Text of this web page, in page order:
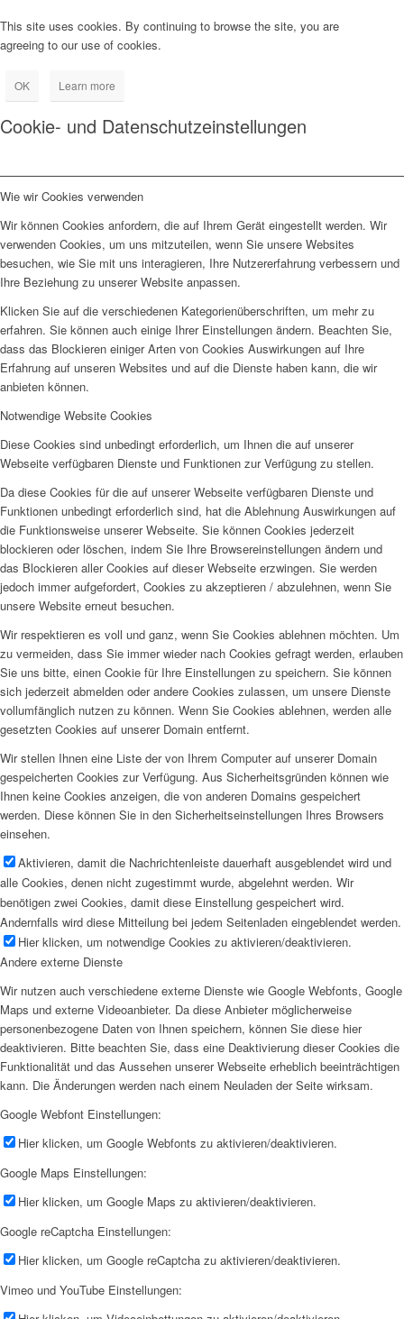
This site uses cookies. By continuing to browse the site, you are
agreeing to our use of cookies.
OK Learn more
Cookie- und Datenschutzeinstellungen
Wie wir Cookies verwenden
Wir können Cookies anfordern, die auf Ihrem Gerät eingestellt werden. Wir
verwenden Cookies, um uns mitzuteilen, wenn Sie unsere Websites
besuchen, wie Sie mit uns interagieren, Ihre Nutzererfahrung verbessern und
Ihre Beziehung zu unserer Website anpassen.
Klicken Sie auf die verschiedenen Kategorienüberschriften, um mehr zu
erfahren. Sie können auch einige Ihrer Einstellungen ändern. Beachten Sie,
dass das Blockieren einiger Arten von Cookies Auswirkungen auf Ihre
Erfahrung auf unseren Websites und auf die Dienste haben kann, die wir
anbieten können.
Notwendige Website Cookies
Diese Cookies sind unbedingt erforderlich, um Ihnen die auf unserer
Webseite verfügbaren Dienste und Funktionen zur Verfügung zu stellen.
Da diese Cookies für die auf unserer Webseite verfügbaren Dienste und
Funktionen unbedingt erforderlich sind, hat die Ablehnung Auswirkungen auf
die Funktionsweise unserer Webseite. Sie können Cookies jederzeit
blockieren oder löschen, indem Sie Ihre Browsereinstellungen ändern und
das Blockieren aller Cookies auf dieser Webseite erzwingen. Sie werden
jedoch immer aufgefordert, Cookies zu akzeptieren / abzulehnen, wenn Sie
unsere Website erneut besuchen.
Wir respektieren es voll und ganz, wenn Sie Cookies ablehnen möchten. Um
zu vermeiden, dass Sie immer wieder nach Cookies gefragt werden, erlauben
Sie uns bitte, einen Cookie für Ihre Einstellungen zu speichern. Sie können
sich jederzeit abmelden oder andere Cookies zulassen, um unsere Dienste
vollumfänglich nutzen zu können. Wenn Sie Cookies ablehnen, werden alle
gesetzten Cookies auf unserer Domain entfernt.
Wir stellen Ihnen eine Liste der von Ihrem Computer auf unserer Domain
gespeicherten Cookies zur Verfügung. Aus Sicherheitsgründen können wie
Ihnen keine Cookies anzeigen, die von anderen Domains gespeichert
werden. Diese können Sie in den Sicherheitseinstellungen Ihres Browsers
einsehen.
Aktivieren, damit die Nachrichtenleiste dauerhaft ausgeblendet wird und
alle Cookies, denen nicht zugestimmt wurde, abgelehnt werden. Wir
benötigen zwei Cookies, damit diese Einstellung gespeichert wird.
Andernfalls wird diese Mitteilung bei jedem Seitenladen eingeblendet werden.
Hier klicken, um notwendige Cookies zu aktivieren/deaktivieren.
Andere externe Dienste
Wir nutzen auch verschiedene externe Dienste wie Google Webfonts, Google
Maps und externe Videoanbieter. Da diese Anbieter möglicherweise
personenbezogene Daten von Ihnen speichern, können Sie diese hier
deaktivieren. Bitte beachten Sie, dass eine Deaktivierung dieser Cookies die
Funktionalität und das Aussehen unserer Webseite erheblich beeinträchtigen
kann. Die Änderungen werden nach einem Neuladen der Seite wirksam.
Google Webfont Einstellungen:
Hier klicken, um Google Webfonts zu aktivieren/deaktivieren.
Google Maps Einstellungen:
Hier klicken, um Google Maps zu aktivieren/deaktivieren.
Google reCaptcha Einstellungen:
Hier klicken, um Google reCaptcha zu aktivieren/deaktivieren.
Vimeo und YouTube Einstellungen: